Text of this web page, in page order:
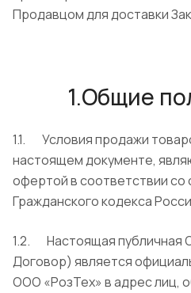
Продавцом для доставки
1.Общие
1.1. Условия продажи
настоящем документе,
офертой в соответствии со
Гражданского кодекса
1.2. Настоящая публичная
Договор) является
ООО «РозТех» в адрес лиц,